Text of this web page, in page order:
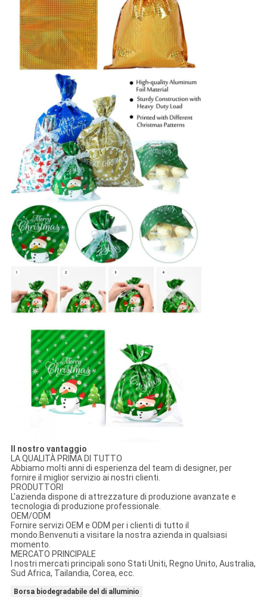
Il nostro vantaggio
LA QUALITÀ PRIMA DI TUTTO
Abbiamo molti anni di esperienza del team di designer, per
fornire il miglior servizio ai nostri clienti.
PRODUTTORI
L'azienda dispone di attrezzature di produzione avanzate e
tecnologia di produzione professionale.
OEM/ODM
Fornire servizi OEM e ODM per i clienti di tutto il
mondo.Benvenuti a visitare la nostra azienda in qualsiasi
momento.
MERCATO PRINCIPALE
I nostri mercati principali sono Stati Uniti, Regno Unito, Australia,
Sud Africa, Tailandia, Corea, ecc.
Borsa biodegradabile del di alluminio